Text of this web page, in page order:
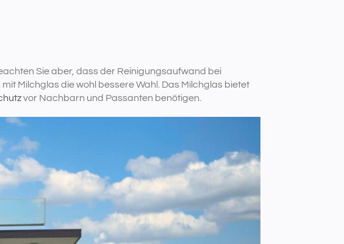
Sie aber, dass der Reinigungsaufwand bei
Milchglas die wohl bessere Wahl. Das Milchglas bietet
vor Nachbarn und Passanten benötigen.